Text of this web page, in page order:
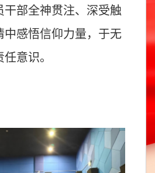
干部全神贯注、深受触
中感悟信仰力量，于无
意识。